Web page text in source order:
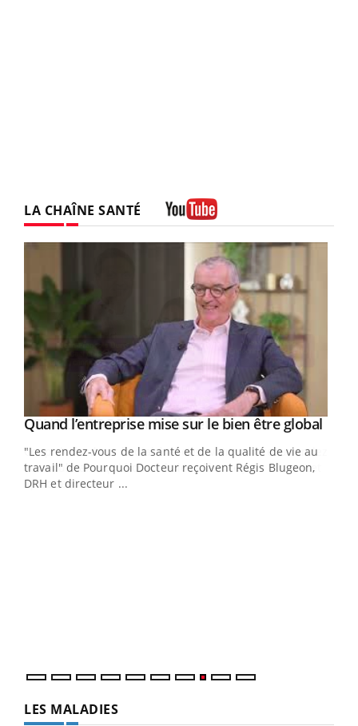
LA CHAÎNE SANTÉ
Youtube
Quand l’entreprise mise sur le bien être global
"Les rendez-vous de la santé et de la qualité de vie au
travail" de Pourquoi Docteur reçoivent Régis Blugeon,
DRH et directeur ...
LES MALADIES